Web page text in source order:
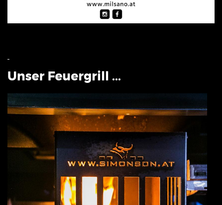
Unser Feuergrill ...